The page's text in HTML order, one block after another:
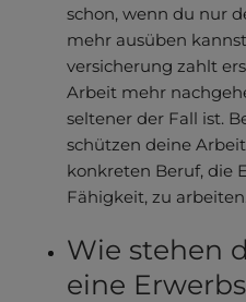
schon, wenn du nur
mehr ausüben
ver­­siche­­rung zahlt
Arbeit mehr
seltener der Fall ist.
schützen deine
konkreten Beruf, die
Fähigkeit, zu
Wie stehen
eine